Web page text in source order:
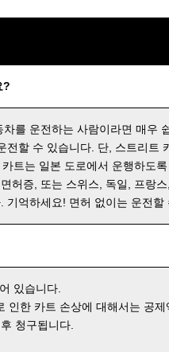
?
를 운전하는 사람이라면 매우
전할 수 있습니다. 단, 스트리트
트는 일본 도로에서 운행하도
허증, 또는 스위스, 독일, 프랑
기억하세요! 면허 없이는 운전할
있습니다.
인한 카트 손상에 대해서는 공제
청구됩니다.